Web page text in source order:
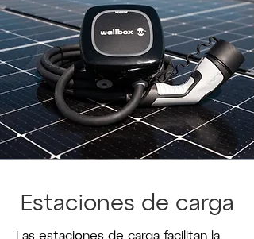
Estaciones de carga
Las estaciones de carga facilitan la